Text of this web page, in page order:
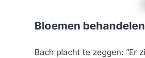
Bloemen
Bach placht te zeggen: “Er